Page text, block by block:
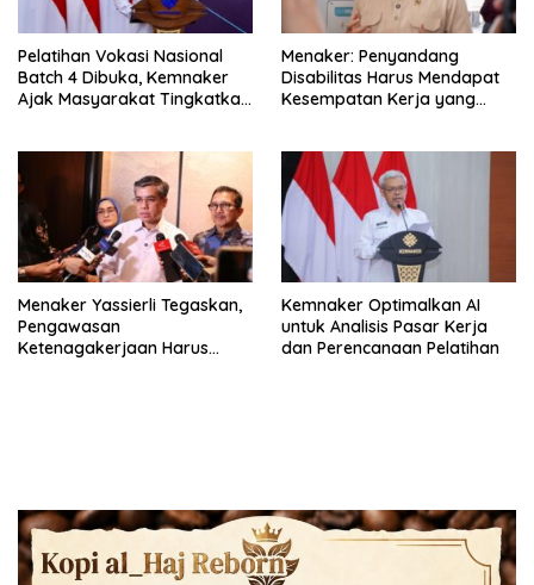
Pelatihan Vokasi Nasional
Batch 4 Dibuka, Kemnaker
Ajak Masyarakat Tingkatkan
Menaker: Penyandang
Disabilitas Harus Mendapat
Kesempatan Kerja yang
Menaker Yassierli Tegaskan,
Pengawasan
Ketenagakerjaan Harus
Kemnaker Optimalkan AI
untuk Analisis Pasar Kerja
dan Perencanaan Pelatihan